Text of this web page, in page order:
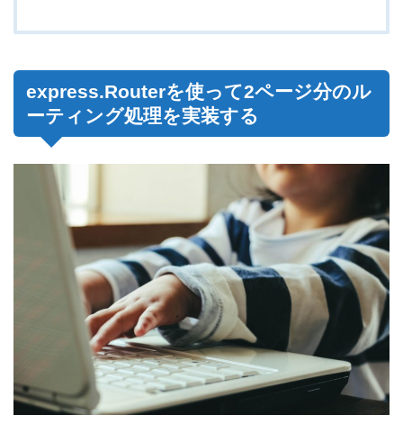
express.Routerを使って2ページ分のル
ーティング処理を実装する